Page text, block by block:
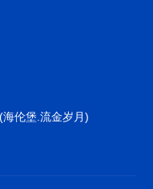
伦堡.流金岁月)